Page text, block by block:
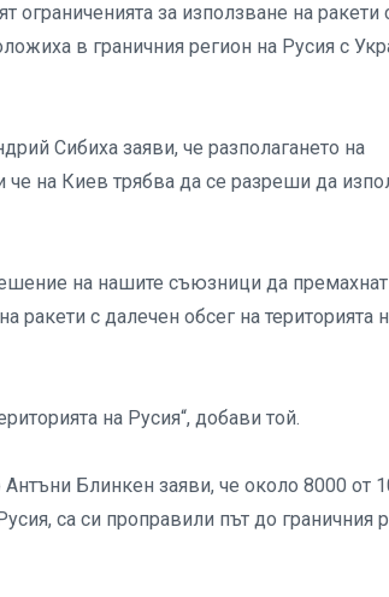
за използване на ракети
в граничния регион на Русия с
Сибиха заяви, че разполагането на
че на Киев трябва да се разреши да
на нашите съюзници да премахнат
ракети с далечен обсег на територията
на Русия“, добави той.
Блинкен заяви, че около 8000 от
са си проправили път до граничния